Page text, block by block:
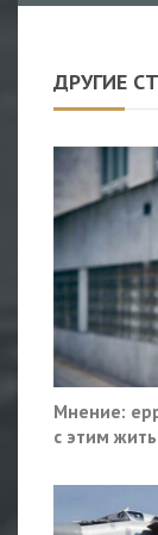
ДРУГИЕ
Мнение:
с этим жить